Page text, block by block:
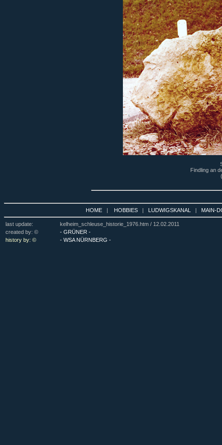
Findling an
HOME | HOBBIES | LUDWIGSKANAL | MAIN-
last update: kelheim_schleuse_historie_1976.htm / 12.02.2011
created by: ©
- GRÜNER -
history by: ©
- WSA NÜRNBERG -